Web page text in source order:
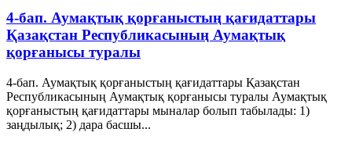
4-бап. Аумақтық қорғаныстың қағидаттары
Қазақстан Республикасының Аумақтық
қорғанысы туралы
4-бап. Аумақтық қорғаныстың қағидаттары Қазақстан
Республикасының Аумақтық қорғанысы туралы Аумақтық
қорғаныстың қағидаттары мыналар болып табылады: 1)
заңдылық; 2) дара басшы...